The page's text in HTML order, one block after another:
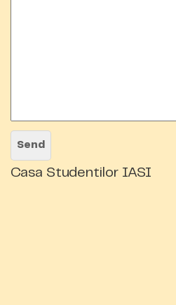
Casa Studentilor IASI